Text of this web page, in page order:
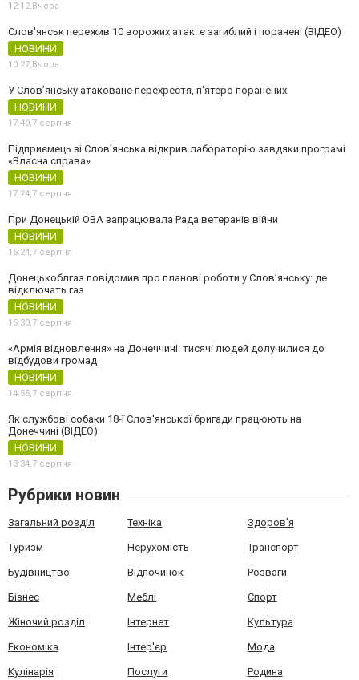
12:12,Вчора
Слов'янськ пережив 10 ворожих атак: є загиблий і поранені (ВІДЕО)
НОВИНИ
10:27,Вчора
У Слов’янську атаковане перехрестя, п'ятеро поранених
НОВИНИ
17:40,7 серпня
Підприємець зі Слов'янська відкрив лабораторію завдяки програмі
«Власна справа»
НОВИНИ
17:24,7 серпня
При Донецькій ОВА запрацювала Рада ветеранів війни
НОВИНИ
16:24,7 серпня
Донецькоблгаз повідомив про планові роботи у Слов’янську: де
відключать газ
НОВИНИ
15:30,7 серпня
«Армія відновлення» на Донеччині: тисячі людей долучилися до
відбудови громад
НОВИНИ
14:55,7 серпня
Як службові собаки 18-ї Слов'янської бригади працюють на
Донеччині (ВІДЕО)
НОВИНИ
13:34,7 серпня
Рубрики новин
Загальний розділ Техніка Здоров'я
Туризм Нерухомість Транспорт
Будівництво Відпочинок Розваги
Бізнес Меблі Спорт
Жіночий розділ Інтернет Культура
Економіка Інтер'єр Мода
Кулінарія Послуги Родина